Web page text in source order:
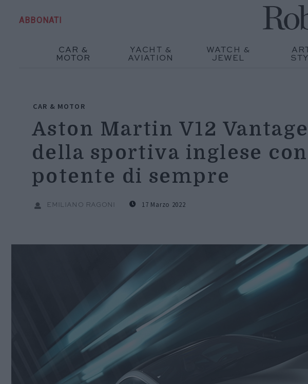
ABBONATI
CAR &
MOTOR
YACHT &
AVIATION
WATCH &
JEWEL
CAR & MOTOR
Aston Martin V12
della sportiva inglese
potente di sempre
EMILIANO RAGONI 17 Marzo 2022